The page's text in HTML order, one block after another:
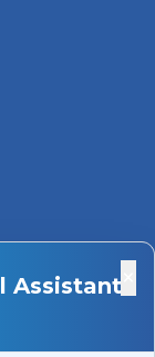
Assistant